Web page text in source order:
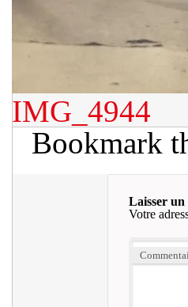
IMG_4944
Bookmark
Laisser un
Votre